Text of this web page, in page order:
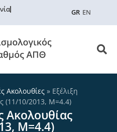
GR EN
Ακολουθίες » Εξέλιξη
(11/10/2013, Μ=4.4)
Ακολουθίας
Μ=4.4)